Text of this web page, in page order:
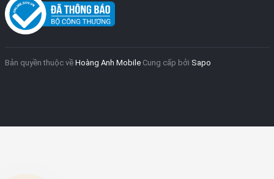
Bản quyền thuộc về Hoàng Anh Mobile Cung cấp bởi Sapo